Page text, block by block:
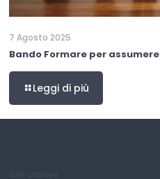
7 Agosto 2025
Bando Formare per assumere
Leggi di più